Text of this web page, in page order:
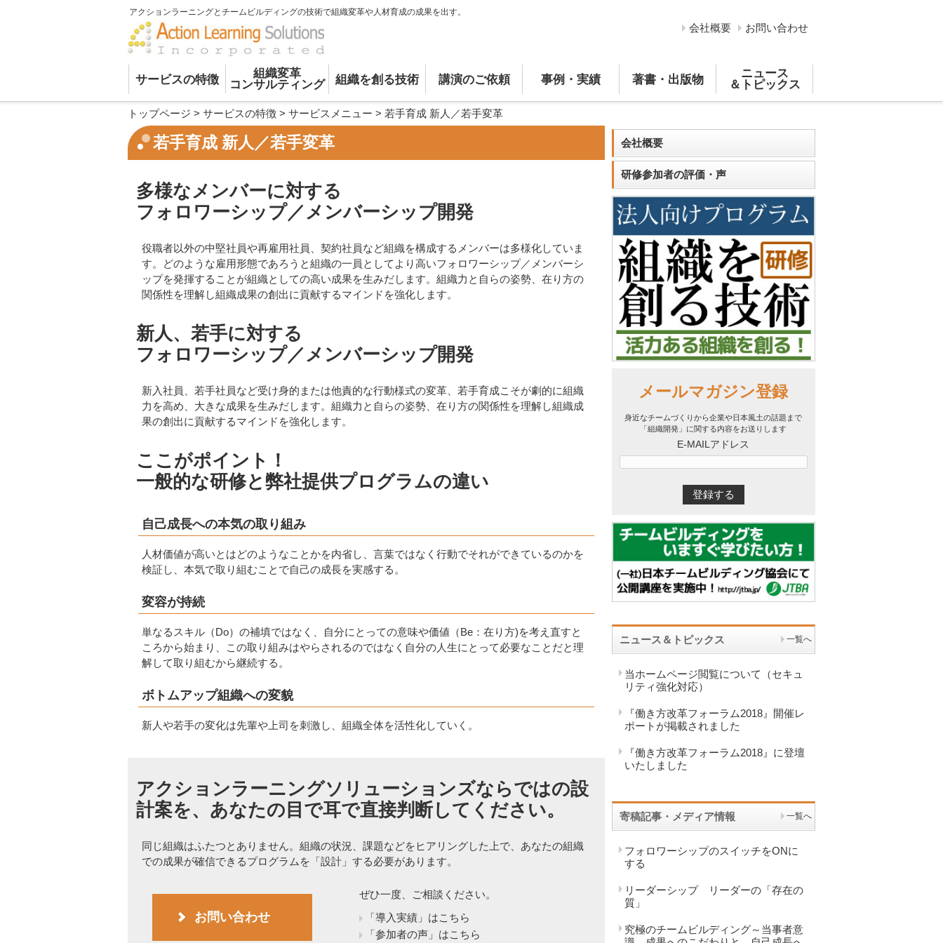
アクションラーニングとチームビルディングの技術で組織変革や人材育成の成果を出す。
お問い合わせ
会社概要
サービスの特徴
組織変革
コンサルティング
組織を創る技術 講演のご依頼 事例・実績 著書・出版物
ニュース
＆トピックス
トップページ > サービスの特徴 > サービスメニュー > 若手育成 新人／若手変革
若手育成 新人／若手変革
多様なメンバーに対する
フォロワーシップ／メンバーシップ開発
役職者以外の中堅社員や再雇用社員、契約社員など組織を構成するメンバーは多様化していま
す。どのような雇用形態であろうと組織の一員としてより高いフォロワーシップ／メンバーシ
ップを発揮することが組織としての高い成果を生みだします。組織力と自らの姿勢、在り方の
関係性を理解し組織成果の創出に貢献するマインドを強化します。
新人、若手に対する
フォロワーシップ／メンバーシップ開発
新入社員、若手社員など受け身的または他責的な行動様式の変革、若手育成こそが劇的に組織
力を高め、大きな成果を生みだします。組織力と自らの姿勢、在り方の関係性を理解し組織成
果の創出に貢献するマインドを強化します。
ここがポイント！
一般的な研修と弊社提供プログラムの違い
自己成長への本気の取り組み
人材価値が高いとはどのようなことかを内省し、言葉ではなく行動でそれができているのかを
検証し、本気で取り組むことで自己の成長を実感する。
変容が持続
単なるスキル（Do）の補填ではなく、自分にとっての意味や価値（Be：在り方)を考え直すと
ころから始まり、この取り組みはやらされるのではなく自分の人生にとって必要なことだと理
解して取り組むから継続する。
ボトムアップ組織への変貌
新人や若手の変化は先輩や上司を刺激し、組織全体を活性化していく。
アクションラーニングソリューションズならではの設
計案を、あなたの目で耳で直接判断してください。
同じ組織はふたつとありません。組織の状況、課題などをヒアリングした上で、あなたの組織
での成果が確信できるプログラムを「設計」する必要があります。
お問い合わせ
ぜひ一度、ご相談ください。
「導入実績」はこちら
「参加者の声」はこちら
会社概要
研修参加者の評価・声
メールマガジン登録
身近なチームづくりから企業や日本風土の話題まで
「組織開発」に関する内容をお送りします
E-MAILアドレス
ニュース＆トピックス 一覧へ
当ホームページ閲覧について（セキュ
リティ強化対応）
『働き方改革フォーラム2018』開催レ
ポートが掲載されました
『働き方改革フォーラム2018』に登壇
いたしました
寄稿記事・メディア情報 一覧へ
フォロワーシップのスイッチをONに
する
リーダーシップ リーダーの「存在の
質」
究極のチームビルディング～当事者意